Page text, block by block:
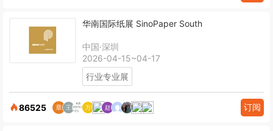
华南国际纸展 SinoPaper South
中国·深圳
2026-04-15~04-17
行业专业展
86525 订阅